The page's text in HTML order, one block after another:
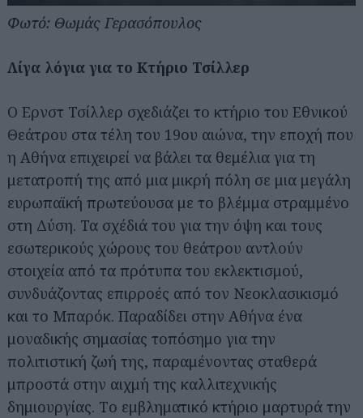
Φωτό: Θωμάς Γερασόπουλος
Λίγα λόγια για το Κτήριο Τσίλλερ
Ο Ερνστ Τσίλλερ σχεδιάζει το κτήριο του Εθνικού
Θεάτρου στα τέλη του 19ου αιώνα, την εποχή που
η Αθήνα επιχειρεί να βάλει τα θεμέλια για τη
μετατροπή της από μια μικρή πόλη σε μια μεγάλη
ευρωπαϊκή πρωτεύουσα με το βλέμμα στραμμένο
στη Δύση. Τα σχέδιά του για την όψη και τους
εσωτερικούς χώρους του θεάτρου αντλούν
στοιχεία από τα πρότυπα του εκλεκτισμού,
συνδυάζοντας επιρροές από τον Νεοκλασικισμό
και το Μπαρόκ. Παραδίδει στην Αθήνα ένα
μοναδικής σημασίας τοπόσημο για την
πολιτιστική ζωή της, παραμένοντας σταθερά
μπροστά στην αιχμή της καλλιτεχνικής
δημιουργίας. Tο εμβληματικό κτήριο μαρτυρά την